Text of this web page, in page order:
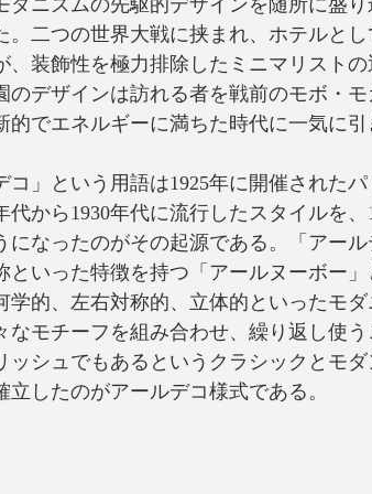
ダニズムの先駆的デザインを随所に盛
。二つの世界大戦に挟まれ、ホテルと
、装飾性を極力排除したミニマリスト
のデザインは訪れる者を戦前のモボ・
的でエネルギーに満ちた時代に一気に
コ」という用語は1925年に開催された
代から1930年代に流行したスタイルを
になったのがその起源である。「アー
といった特徴を持つ「アールヌーボー
学的、左右対称的、立体的といったモ
なモチーフを組み合わせ、繰り返し使
ッシュでもあるというクラシックとモ
立したのがアールデコ様式である。